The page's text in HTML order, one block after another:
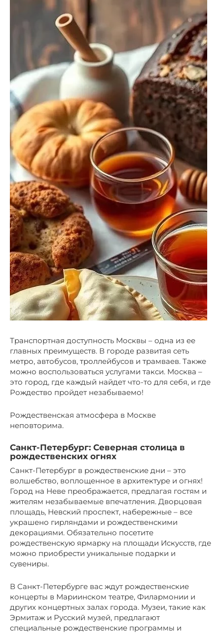
Транспортная доступность Москвы – одна из ее
главных преимуществ. В городе развитая сеть
метро, автобусов, троллейбусов и трамваев. Также
можно воспользоваться услугами такси. Москва –
это город, где каждый найдет что-то для себя, и где
Рождество пройдет незабываемо!
Рождественская атмосфера в Москве
неповторима.
Санкт-Петербург: Северная столица в
рождественских огнях
Санкт-Петербург в рождественские дни – это
волшебство, воплощенное в архитектуре и огнях!
Город на Неве преображается, предлагая гостям и
жителям незабываемые впечатления. Дворцовая
площадь, Невский проспект, набережные – все
украшено гирляндами и рождественскими
декорациями. Обязательно посетите
рождественскую ярмарку на площади Искусств, где
можно приобрести уникальные подарки и
сувениры.
В Санкт-Петербурге вас ждут рождественские
концерты в Мариинском театре, Филармонии и
других концертных залах города. Музеи, такие как
Эрмитаж и Русский музей, предлагают
специальные рождественские программы и